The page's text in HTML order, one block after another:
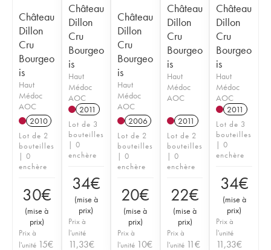
Château
Dillon
Cru
Bourgeo
is
Haut
Médoc
AOC
2010
Lot de 2
bouteilles
| 0
enchère
30€
(mise à
prix)
Prix à
l'unité 15€
Château
Dillon
Cru
Bourgeo
is
Haut
Médoc
AOC
2011
Lot de 3
bouteilles
| 0
enchère
34€
(mise à
prix)
Prix à
l'unité
11,33€
Château
Dillon
Cru
Bourgeo
is
Haut
Médoc
AOC
2006
Lot de 2
bouteilles
| 0
enchère
20€
(mise à
prix)
Prix à
l'unité 10€
Château
Dillon
Cru
Bourgeo
is
Haut
Médoc
AOC
2011
Lot de 2
bouteilles
| 0
enchère
22€
(mise à
prix)
Prix à
l'unité 11€
Château
Dillon
Cru
Bourgeo
is
Haut
Médoc
AOC
2011
Lot de 3
bouteilles
| 0
enchère
34€
(mise à
prix)
Prix à
l'unité
11,33€